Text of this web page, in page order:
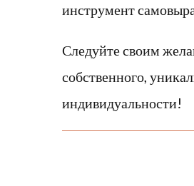
инструмент
Следуйте своим
собственного,
индивидуальности!